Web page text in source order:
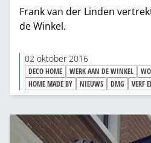
Frank van der Linden
de Winkel.
02 oktober 2016
DECO HOME WERK AAN DE WINKEL
HOME MADE BY
NIEUWS DMG VERF